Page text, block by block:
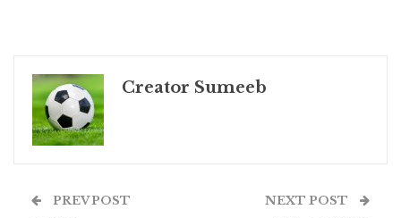
Creator Sumeeb
PREV POST NEXT POST